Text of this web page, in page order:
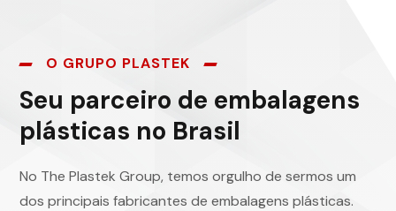
O GRUPO PLASTEK
Seu parceiro de embalagens
plásticas no Brasil
No The Plastek Group, temos orgulho de sermos um
dos principais fabricantes de embalagens plásticas.